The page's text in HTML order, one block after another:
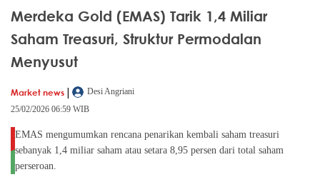
Merdeka Gold (EMAS) Tarik 1,4 Miliar
Saham Treasuri, Struktur Permodalan
Menyusut
Market news |
Desi Angriani
25/02/2026 06:59 WIB
EMAS mengumumkan rencana penarikan kembali saham treasuri
sebanyak 1,4 miliar saham atau setara 8,95 persen dari total saham
perseroan.